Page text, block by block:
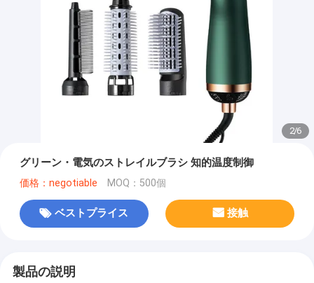
2/6
グリーン・電気のストレイルブラシ 知的温度制御
価格：negotiable MOQ：500個
ベストプライス 接触
製品の説明